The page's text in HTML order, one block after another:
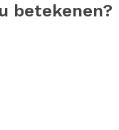
betekenen?